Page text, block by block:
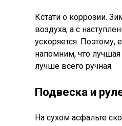
Кстати о коррозии.
воздуха, а с
ускоряется.
напомним, что
лучше всего ручная.
Подвеска и
На сухом асфальте